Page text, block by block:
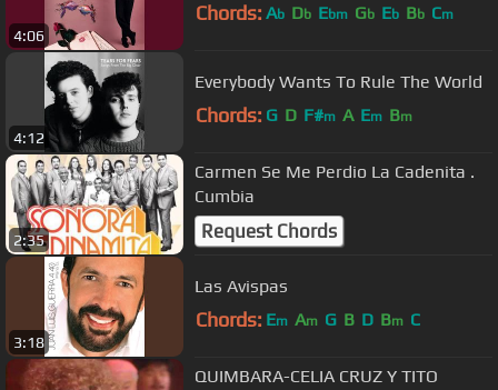
4:06
Chords: Ab Db Ebm Gb Eb Bb Cm
4:12
Everybody Wants To Rule The World
Chords: G D F#m A Em Bm
2:35
Carmen Se Me Perdio La Cadenita .
Cumbia
Request Chords
3:18
Las Avispas
Chords: Em Am G B D Bm C
QUIMBARA-CELIA CRUZ Y TITO